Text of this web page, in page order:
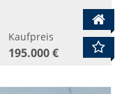
Kaufpreis
195.000 €